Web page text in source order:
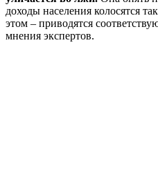
доходы населения колосятся
этом – приводятся
мнения экспертов.